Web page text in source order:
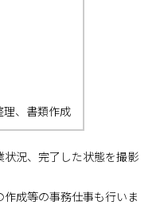
、書類作成
況、完了した状態を撮影
成等の事務仕事も行いま